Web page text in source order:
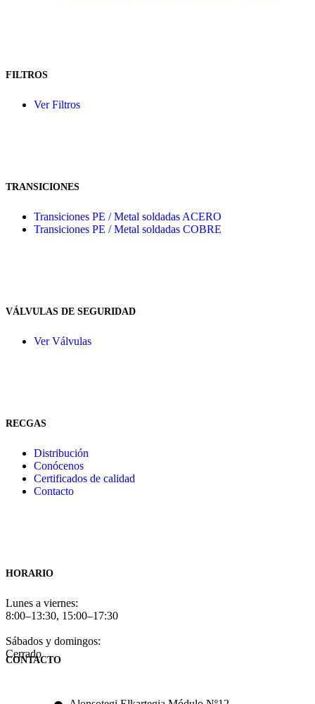
FILTROS
Ver Filtros
TRANSICIONES
Transiciones PE / Metal soldadas ACERO
Transiciones PE / Metal soldadas COBRE
VÁLVULAS DE SEGURIDAD
Ver Válvulas
RECGAS
Distribución
Conócenos
Certificados de calidad
Contacto
HORARIO
Lunes a viernes:
8:00–13:30, 15:00–17:30
Sábados y domingos:
Cerrado
CONTACTO